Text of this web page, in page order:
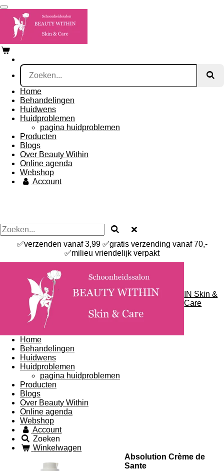
Ga
direct
naar
de
hoofdinhoud
Home
Behandelingen
Huidwens
Huidproblemen
pagina huidproblemen
Producten
Blogs
Over Beauty Within
Online agenda
Webshop
Account
✅verzenden vanaf 3,99 ✅gratis verzending vanaf 70,-
✅milieu vriendelijk verpakt
IN Skin &
Care
Home
Behandelingen
Huidwens
Huidproblemen
pagina huidproblemen
Producten
Blogs
Over Beauty Within
Online agenda
Webshop
Account
Zoeken
Winkelwagen
Absolution Crème de
Sante